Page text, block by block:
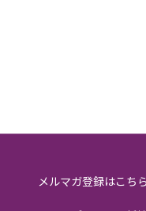
メルマガ登録はこち